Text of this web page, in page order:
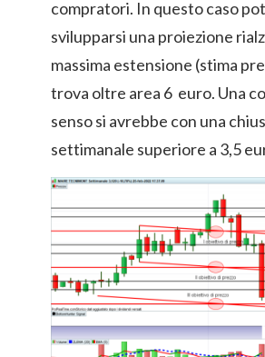
compratori. In questo caso
svilupparsi una proiezione
massima estensione (stima
trova oltre area 6 euro. Una
senso si avrebbe con una
settimanale superiore a 3,5